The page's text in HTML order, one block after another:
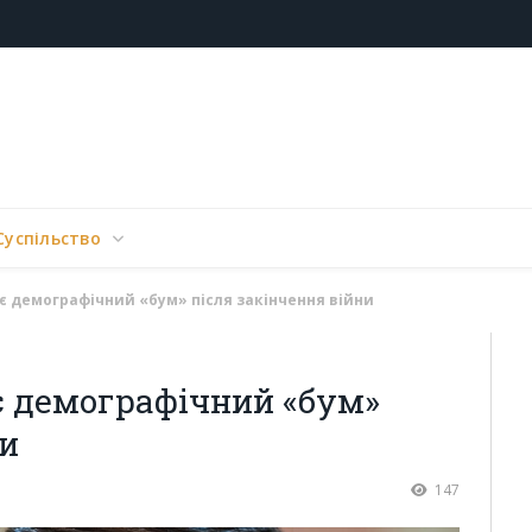
демографічний «бум» після закінчення війни
демографічний «бум»
147